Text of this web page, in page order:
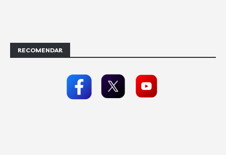
RECOMENDAR